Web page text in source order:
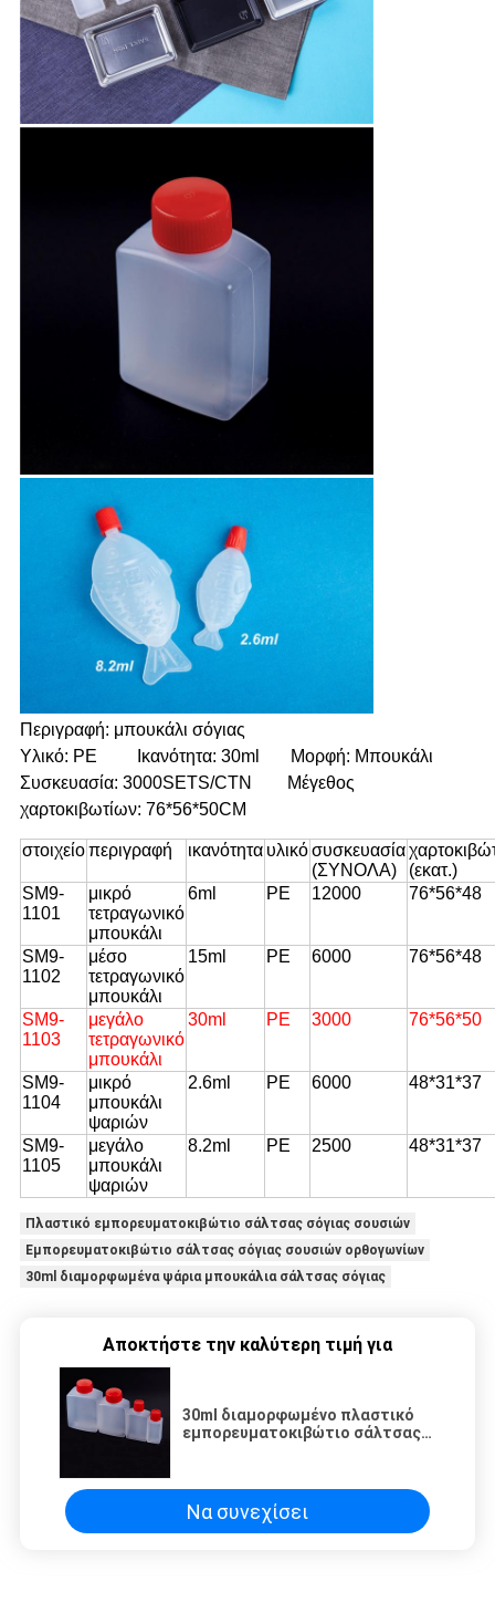
Περιγραφή: μπουκάλι σόγιας
Υλικό: PE Ικανότητα: 30ml Μορφή: Μπουκάλι
Συσκευασία: 3000SETS/CTN Μέγεθος
χαρτοκιβωτίων: 76*56*50CM
στοιχείοπεριγραφή ικανότητα υλικόσυσκευασία
(ΣΥΝΟΛΑ)
(εκατ.)
SM9-
1101
μικρό
τετραγωνικό
μπουκάλι
6ml PE 12000 76*56*48
SM9-
1102
μέσο
τετραγωνικό
μπουκάλι
15ml PE 6000 76*56*48
SM9-
1103
μεγάλο
τετραγωνικό
μπουκάλι
30ml PE 3000 76*56*50
SM9-
1104
μικρό
μπουκάλι
ψαριών
2.6ml PE 6000 48*31*37
SM9-
1105
μεγάλο
μπουκάλι
ψαριών
8.2ml PE 2500 48*31*37
Πλαστικό εμπορευματοκιβώτιο σάλτσας σόγιας σουσιών
Εμπορευματοκιβώτιο σάλτσας σόγιας σουσιών ορθογωνίων
30ml διαμορφωμένα ψάρια μπουκάλια σάλτσας σόγιας
Αποκτήστε την καλύτερη τιμή για
30ml διαμορφωμένο πλαστικό
εμπορευματοκιβώτιο σάλτσας
Να συνεχίσει